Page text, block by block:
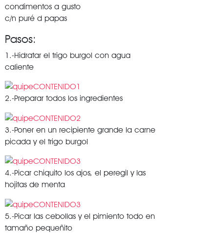
condimentos a gusto
c/n puré d papas
Pasos:
1.-Hidratar el trigo burgol con agua
caliente
2.-Preparar todos los ingredientes
3.-Poner en un recipiente grande la carne
picada y el trigo burgol
4.-Picar chiquito los ajos, el peregil y las
hojitas de menta
5.-Picar las cebollas y el pimiento todo en
tamaño pequeñito